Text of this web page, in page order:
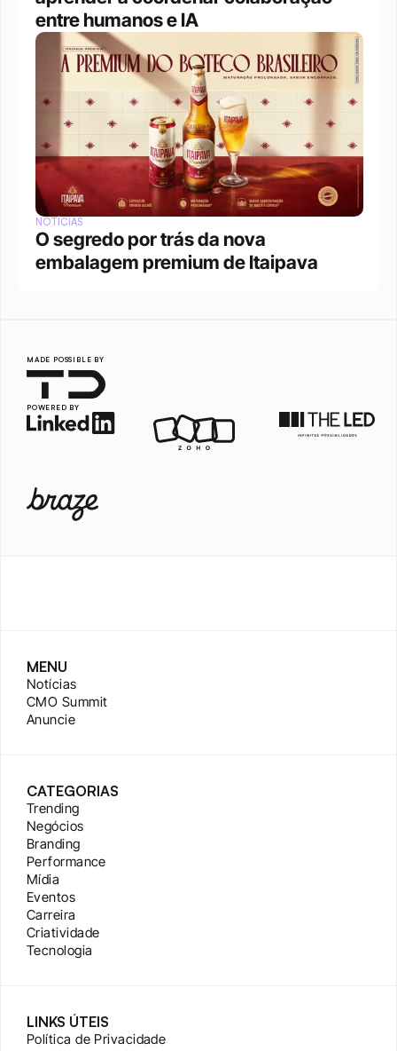
entre humanos e IA
NOTÍCIAS
O segredo por trás da nova
embalagem premium de Itaipava
MADE POSSIBLE BY
POWERED BY
MENU
Notícias
CMO Summit
Anuncie
CATEGORIAS
Trending
Negócios
Branding
Performance
Mídia
Eventos
Carreira
Criatividade
Tecnologia
LINKS ÚTEIS
Política de Privacidade